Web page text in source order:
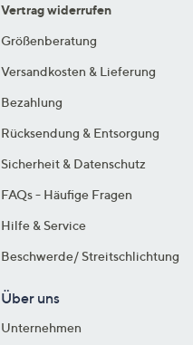
Vertrag widerrufen
Größenberatung
Versandkosten & Lieferung
Bezahlung
Rücksendung & Entsorgung
Sicherheit & Datenschutz
FAQs - Häufige Fragen
Hilfe & Service
Beschwerde/ Streitschlichtung
Über uns
Unternehmen